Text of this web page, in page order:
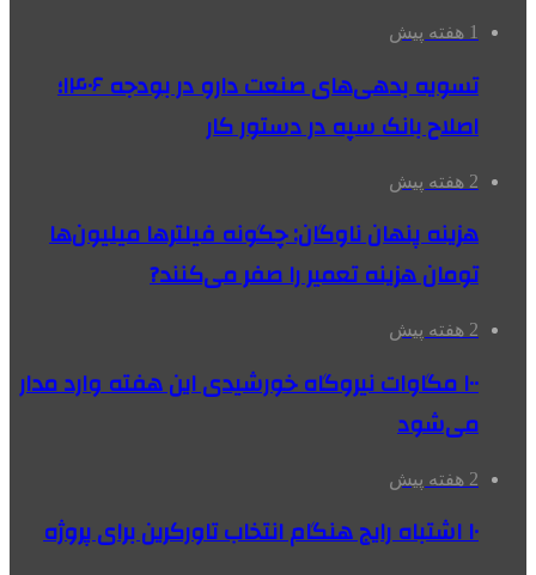
1 هفته پیش
تسویه بدهی‌های صنعت دارو در بودجه ۱۴۰۶؛
اصلاح بانک سپه در دستور کار
2 هفته پیش
هزینه پنهان ناوگان: چگونه فیلترها میلیون‌ها
تومان هزینه تعمیر را صفر می‌کنند?
2 هفته پیش
۱۰۰ مگاوات نیروگاه‌ خورشیدی این هفته وارد مدار
می‌شود
2 هفته پیش
۱۰ اشتباه رایج هنگام انتخاب تاورکرین برای پروژه